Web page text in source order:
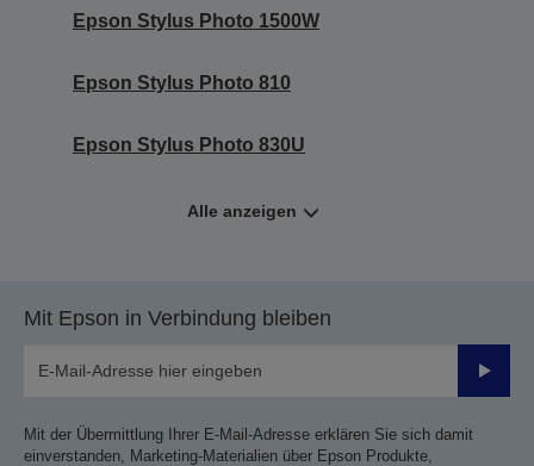
Epson Stylus Photo 1500W
Epson Stylus Photo 810
Epson Stylus Photo 830U
Alle anzeigen
Mit Epson in Verbindung bleiben
Mit der Übermittlung Ihrer E-Mail-Adresse erklären Sie sich damit
einverstanden, Marketing-Materialien über Epson Produkte,